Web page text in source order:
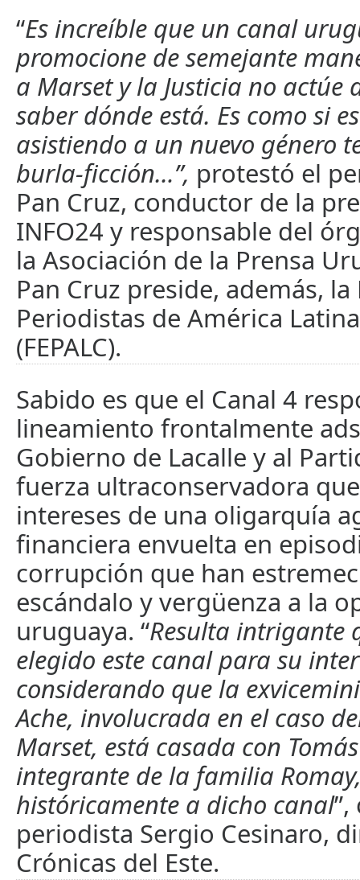
“Es increíble que un canal
promocione de semejante
a Marset y la Justicia no actúe
saber dónde está. Es como si
asistiendo a un nuevo género
burla-ficción…”, protestó el
Pan Cruz, conductor de la
INFO24 y responsable del
la Asociación de la Prensa
Pan Cruz preside, además,
Periodistas de América
(FEPALC).
Sabido es que el Canal 4
lineamiento frontalmente
Gobierno de Lacalle y al
fuerza ultraconservadora
intereses de una oligarquía
financiera envuelta en
corrupción que han
escándalo y vergüenza a la
uruguaya. “Resulta intrigante
elegido este canal para su
considerando que la
Ache, involucrada en el caso
Marset, está casada con
integrante de la familia
históricamente a dicho canal
periodista Sergio Cesinaro,
Crónicas del Este.